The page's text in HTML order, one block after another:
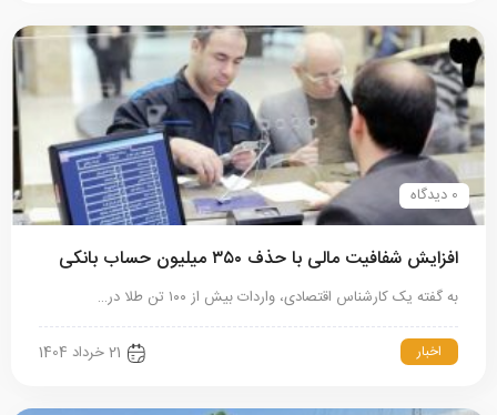
0 دیدگاه
افزایش شفافیت مالی با حذف ۳۵۰ میلیون حساب بانکی
به گفته یک کارشناس اقتصادی، واردات بیش‌ از ۱۰۰ تن طلا در…
اخبار 21 خرداد 1404